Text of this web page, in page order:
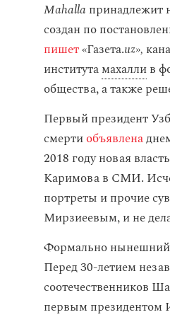
Mahalla принадлежит
создан по
пишет«Газета.uz»,
институтамахаллив
общества, а также
Первый президент
смертиобъявлена
2018 году новая
Каримова в СМИ.
портреты и прочие
Мирзиеевым, и не
Формально нынешний
Перед 30-летием
соотечественников
первым президентом